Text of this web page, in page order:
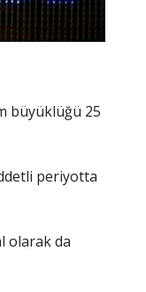
büyüklüğü 25
periyotta
olarak da